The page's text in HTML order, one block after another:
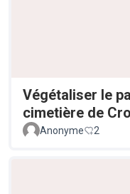
Végétaliser le
cimetière de
Anonyme 2